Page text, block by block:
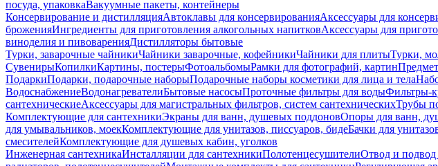
посуда, упаковкаВакуумные пакеты, контейнеры
Консервирование и дистилляцияАвтоклавы для консервированияАксессуары для
броженияИнгредиенты для приготовления алкогольных напитковАксессуары для
виноделия и пивоваренияДистилляторы бытовые
Турки, заварочные чайникиЧайники заварочные, кофейникиЧайники для плитыТурки,
СувенирыКопилкиКартины, постерыФотоальбомыРамки для фотографий, картин
ПодаркиПодарки, подарочные наборыПодарочные наборы косметики для лица и тела
ВодоснабжениеВодонагревателиБытовые насосыПроточные фильтры для водыФильтры-
сантехническиеАксессуары для магистральных фильтров, систем сантехническихТрубы
Комплектующие для сантехникиЭкраны для ванн, душевых поддоновОпоры для ванн,
для умывальников, моекКомплектующие для унитазов, писсуаров, бидеБачки для
смесителейКомплектующие для душевых кабин, уголков
Инженерная сантехникаИнсталляции для сантехникиПолотенцесушителиОтвод и